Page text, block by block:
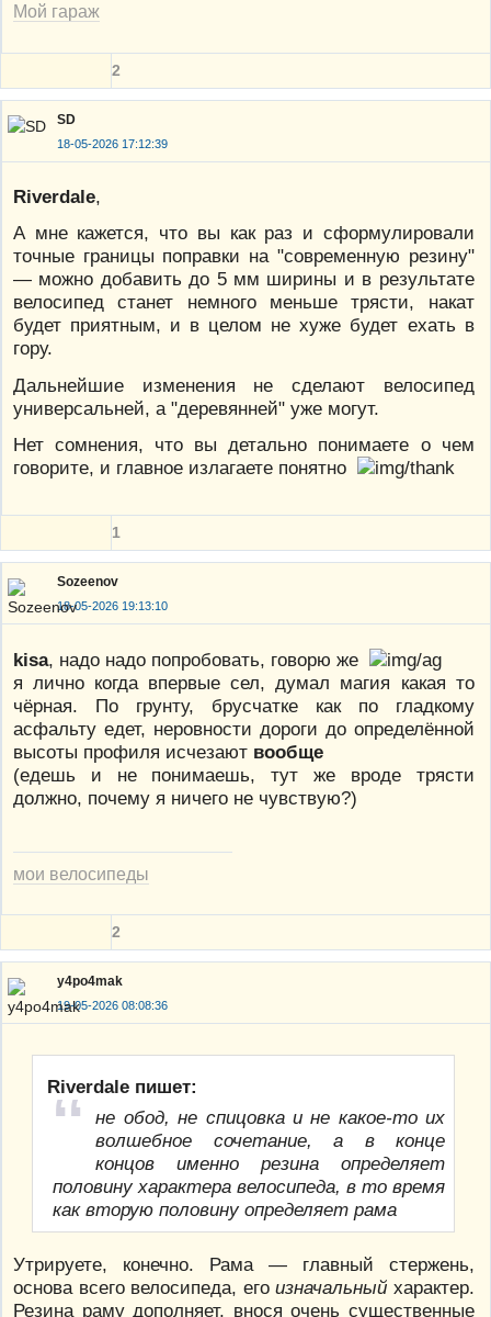
Мой гараж
2
SD
18-05-2026 17:12:39
Riverdale,
А мне кажется, что вы как раз и сформулировали
точные границы поправки на "современную резину"
— можно добавить до 5 мм ширины и в результате
велосипед станет немного меньше трясти, накат
будет приятным, и в целом не хуже будет ехать в
гору.
Дальнейшие изменения не сделают велосипед
универсальней, а "деревянней" уже могут.
Нет сомнения, что вы детально понимаете о чем
говорите, и главное излагаете понятно
1
Sozeenov
18-05-2026 19:13:10
kisa, надо надо попробовать, говорю же
я лично когда впервые сел, думал магия какая то
чёрная. По грунту, брусчатке как по гладкому
асфальту едет, неровности дороги до определённой
высоты профиля исчезают вообще
(едешь и не понимаешь, тут же вроде трясти
должно, почему я ничего не чувствую?)
мои велосипеды
2
y4po4mak
19-05-2026 08:08:36
Riverdale пишет:
не обод, не спицовка и не какое-то их
волшебное сочетание, а в конце
концов именно резина определяет
половину характера велосипеда, в то время
как вторую половину определяет рама
Утрируете, конечно. Рама — главный стержень,
основа всего велосипеда, егоизначальный характер.
Резина раму дополняет, внося очень существенные